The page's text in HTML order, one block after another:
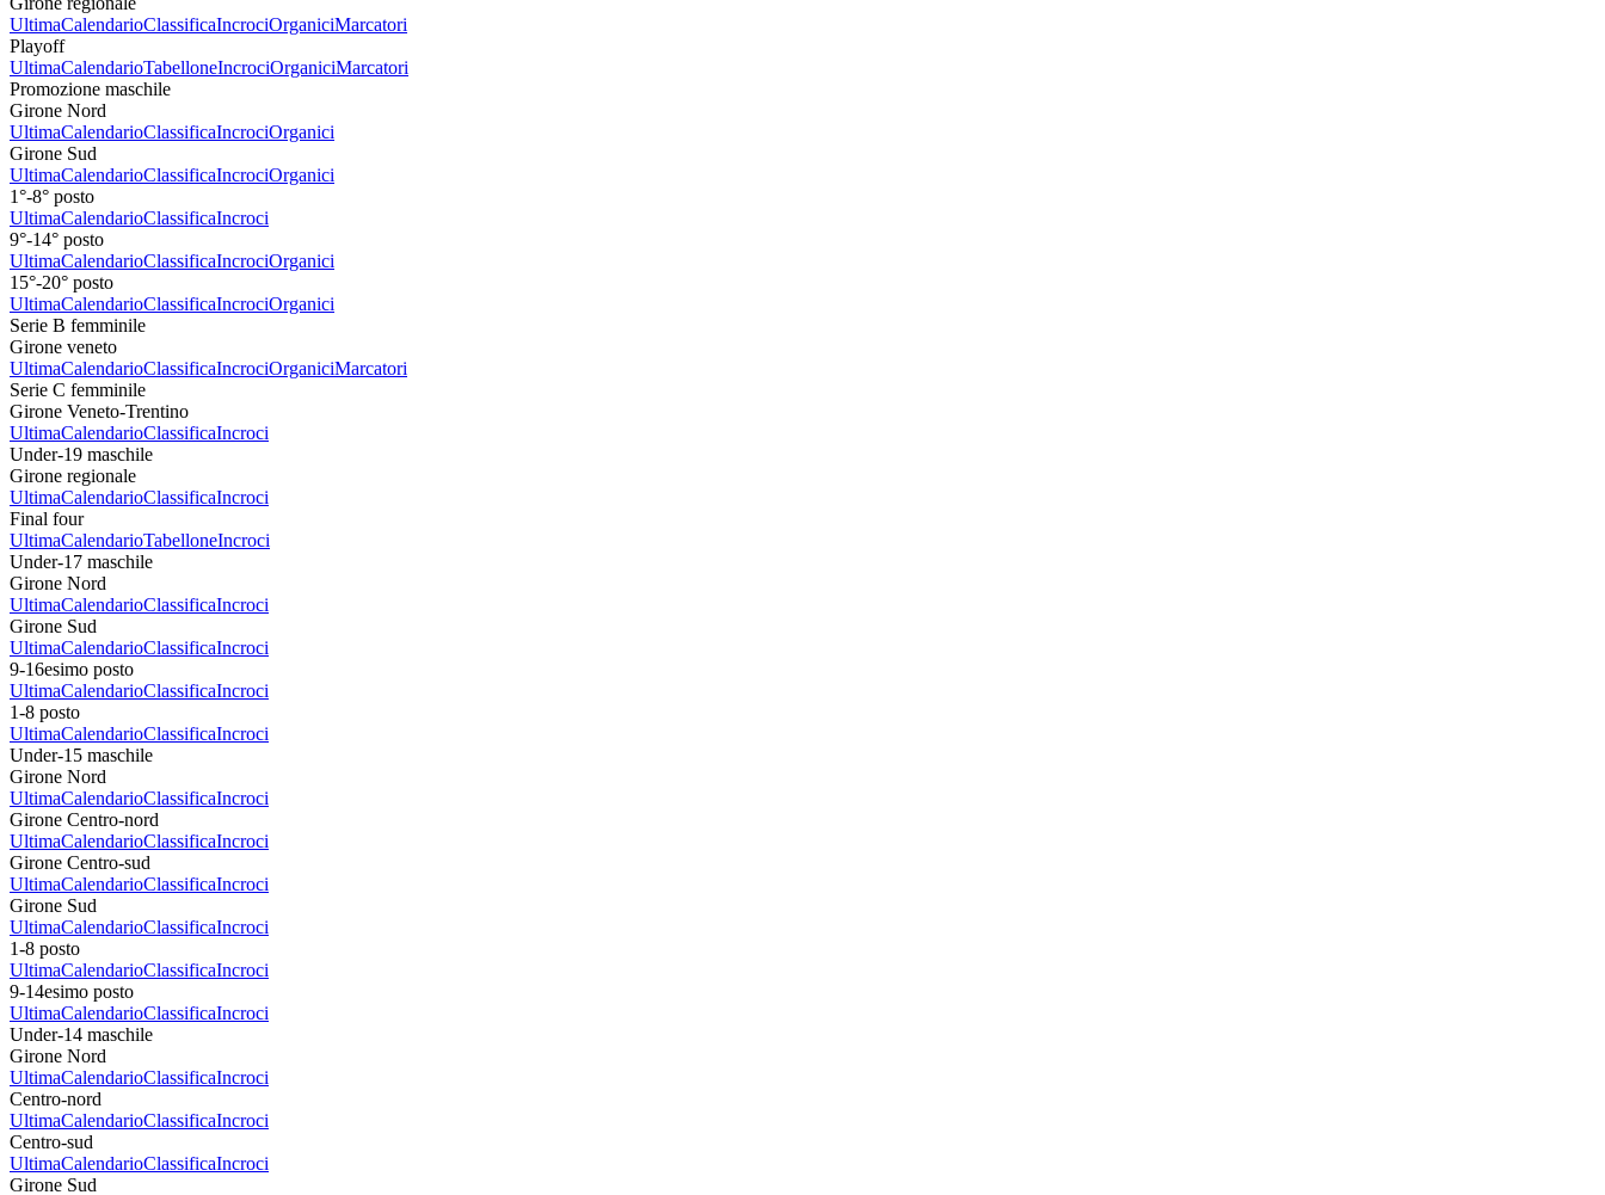
UltimaCalendarioClassificaIncrociOrganiciMarcatori
Playoff
UltimaCalendarioTabelloneIncrociOrganiciMarcatori
Promozione maschile
Girone Nord
UltimaCalendarioClassificaIncrociOrganici
Girone Sud
UltimaCalendarioClassificaIncrociOrganici
1°-8° posto
UltimaCalendarioClassificaIncroci
9°-14° posto
UltimaCalendarioClassificaIncrociOrganici
15°-20° posto
UltimaCalendarioClassificaIncrociOrganici
Serie B femminile
Girone veneto
UltimaCalendarioClassificaIncrociOrganiciMarcatori
Serie C femminile
Girone Veneto-Trentino
UltimaCalendarioClassificaIncroci
Under-19 maschile
Girone regionale
UltimaCalendarioClassificaIncroci
Final four
UltimaCalendarioTabelloneIncroci
Under-17 maschile
Girone Nord
UltimaCalendarioClassificaIncroci
Girone Sud
UltimaCalendarioClassificaIncroci
9-16esimo posto
UltimaCalendarioClassificaIncroci
1-8 posto
UltimaCalendarioClassificaIncroci
Under-15 maschile
Girone Nord
UltimaCalendarioClassificaIncroci
Girone Centro-nord
UltimaCalendarioClassificaIncroci
Girone Centro-sud
UltimaCalendarioClassificaIncroci
Girone Sud
UltimaCalendarioClassificaIncroci
1-8 posto
UltimaCalendarioClassificaIncroci
9-14esimo posto
UltimaCalendarioClassificaIncroci
Under-14 maschile
Girone Nord
UltimaCalendarioClassificaIncroci
Centro-nord
UltimaCalendarioClassificaIncroci
Centro-sud
UltimaCalendarioClassificaIncroci
Girone Sud